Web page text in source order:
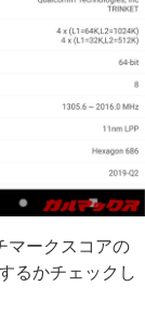
マークスコアの
るかチェックし